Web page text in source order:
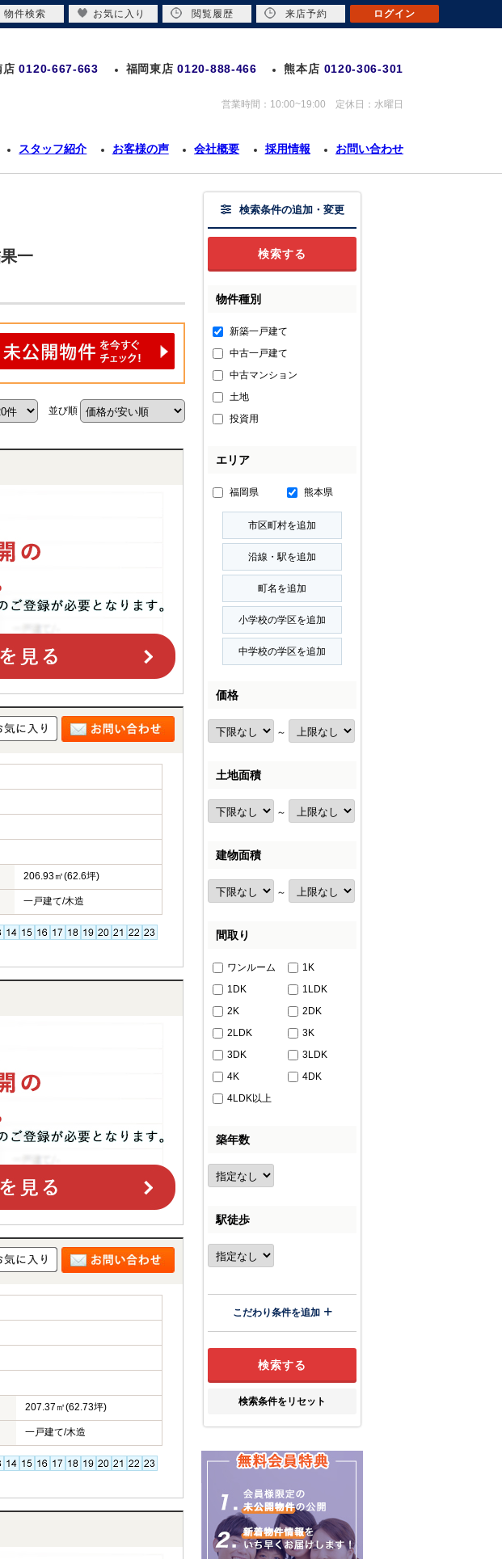
店 0120-667-663 福岡東店 0120-888-466 熊本店 0120-306-301
営業時間：10:00~19:00 定休日：水曜日
スタッフ紹介 お客様の声 会社概要 採用情報 お問い合わせ
一
並び順
206.93㎡(62.6坪)
一戸建て/木造
207.37㎡(62.73坪)
一戸建て/木造
検索条件の追加・変更
物件種別
新築一戸建て
中古一戸建て
中古マンション
土地
投資用
エリア
福岡県 熊本県
価格
～
土地面積
～
建物面積
～
間取り
ワンルーム
1K
1DK
1LDK
2K
2DK
2LDK
3K
3DK
3LDK
4K
4DK
4LDK以上
築年数
駅徒歩
こだわり条件を追加
検索条件をリセット
物件検索 お気に入り 閲覧履歴 来店予約 ログイン